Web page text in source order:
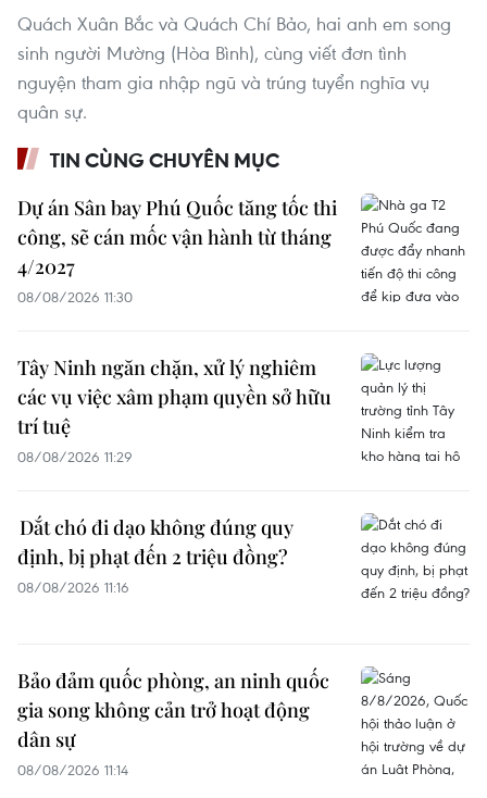
Quách Xuân Bắc và Quách Chí Bảo, hai anh em song
sinh người Mường (Hòa Bình), cùng viết đơn tình
nguyện tham gia nhập ngũ và trúng tuyển nghĩa vụ
quân sự.
TIN CÙNG CHUYÊN MỤC
Dự án Sân bay Phú Quốc tăng tốc thi
công, sẽ cán mốc vận hành từ tháng
4/2027
08/08/2026 11:30
Tây Ninh ngăn chặn, xử lý nghiêm
các vụ việc xâm phạm quyền sở hữu
trí tuệ
08/08/2026 11:29
Dắt chó đi dạo không đúng quy
định, bị phạt đến 2 triệu đồng?
08/08/2026 11:16
Bảo đảm quốc phòng, an ninh quốc
gia song không cản trở hoạt động
dân sự
08/08/2026 11:14